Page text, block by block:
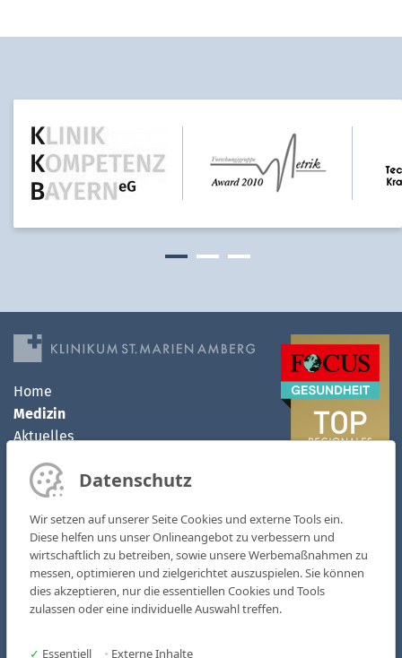
Home
Medizin
Aktuelles
Klinikum
MVZ
Karriere
Kliniken & Fachbereiche
Medizinische Zentren
AOZ - Ambulantes OP-Zentrum
Datenschutz
Wir setzen auf unserer Seite Cookies und externe Tools ein.
Diese helfen uns unser Onlineangebot zu verbessern und
wirtschaftlich zu betreiben, sowie unsere Werbemaßnahmen zu
messen, optimieren und zielgerichtet auszuspielen. Sie können
dies akzeptieren, nur die essentiellen Cookies und Tools
zulassen oder eine individuelle Auswahl treffen.
✓ Essentiell • Externe Inhalte